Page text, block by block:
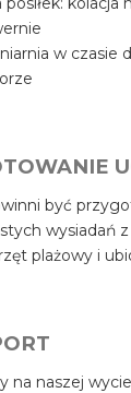
w czasie
być
wysiadań
plażowy i
na naszej